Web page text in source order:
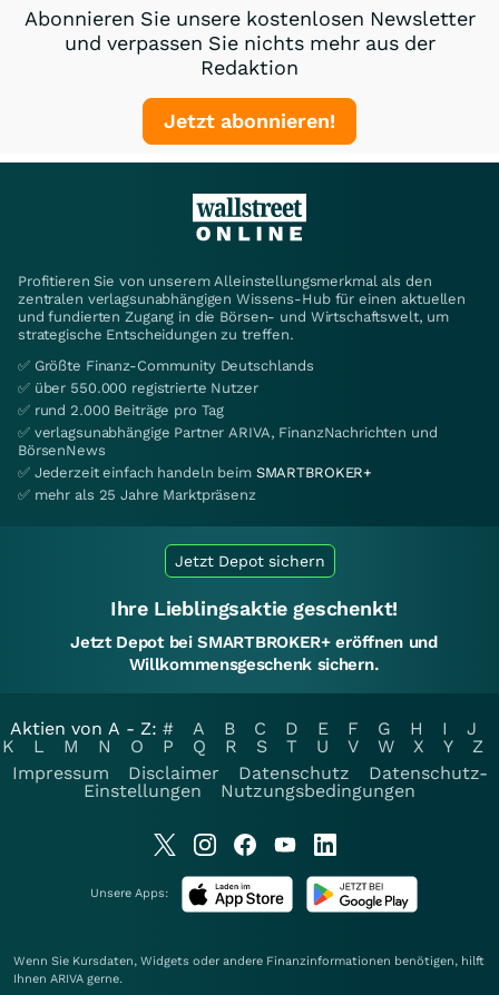
Abonnieren Sie unsere kostenlosen Newsletter
und verpassen Sie nichts mehr aus der
Redaktion
Jetzt abonnieren!
Profitieren Sie von unserem Alleinstellungsmerkmal als den
zentralen verlagsunabhängigen Wissens-Hub für einen aktuellen
und fundierten Zugang in die Börsen- und Wirtschaftswelt, um
strategische Entscheidungen zu treffen.
✅ Größte Finanz-Community Deutschlands
✅ über 550.000 registrierte Nutzer
✅ rund 2.000 Beiträge pro Tag
✅ verlagsunabhängige Partner ARIVA, FinanzNachrichten und
BörsenNews
✅ Jederzeit einfach handeln beim SMARTBROKER+
✅ mehr als 25 Jahre Marktpräsenz
Jetzt Depot sichern
Ihre Lieblingsaktie geschenkt!
Jetzt Depot bei SMARTBROKER+ eröffnen und
Willkommensgeschenk sichern.
Aktien von A - Z: # A B C D E F G H I
J
K
L M N O P Q R S T U V W X Y
Z
Impressum
Disclaimer Datenschutz
Datenschutz-
Einstellungen
Nutzungsbedingungen
Unsere Apps:
Wenn Sie Kursdaten, Widgets oder andere Finanzinformationen benötigen, hilft
Ihnen ARIVA gerne.